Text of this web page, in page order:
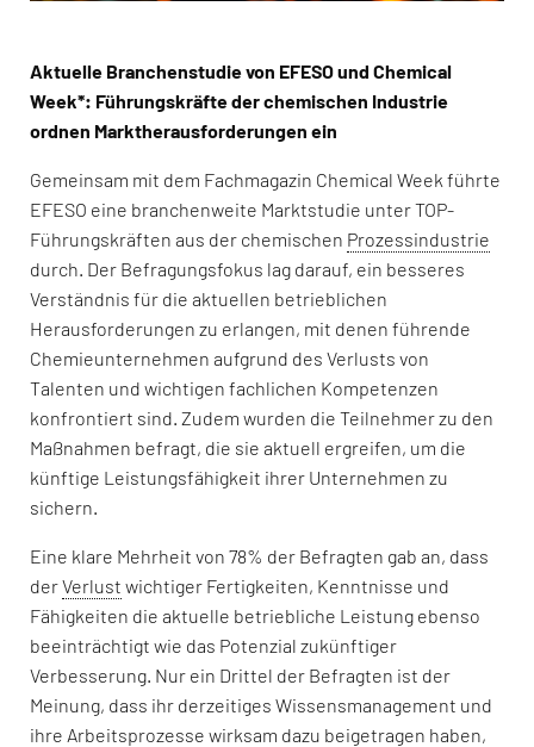
Aktuelle Branchenstudie von EFESO und Chemical
Week*: Führungskräfte der chemischen Industrie
ordnen Marktherausforderungen ein
Gemeinsam mit dem Fachmagazin Chemical Week führte
EFESO eine branchenweite Marktstudie unter TOP-
Führungskräften aus der chemischen Prozessindustrie
durch. Der Befragungsfokus lag darauf, ein besseres
Verständnis für die aktuellen betrieblichen
Herausforderungen zu erlangen, mit denen führende
Chemieunternehmen aufgrund des Verlusts von
Talenten und wichtigen fachlichen Kompetenzen
konfrontiert sind. Zudem wurden die Teilnehmer zu den
Maßnahmen befragt, die sie aktuell ergreifen, um die
künftige Leistungsfähigkeit ihrer Unternehmen zu
sichern.
Eine klare Mehrheit von 78% der Befragten gab an, dass
derVerlust wichtiger Fertigkeiten, Kenntnisse und
Fähigkeiten die aktuelle betriebliche Leistung ebenso
beeinträchtigt wie das Potenzial zukünftiger
Verbesserung. Nur ein Drittel der Befragten ist der
Meinung, dass ihr derzeitiges Wissensmanagement und
ihre Arbeitsprozesse wirksam dazu beigetragen haben,